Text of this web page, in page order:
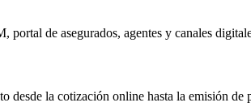
de asegurados, agentes y canales
desde la cotización online hasta la emisión